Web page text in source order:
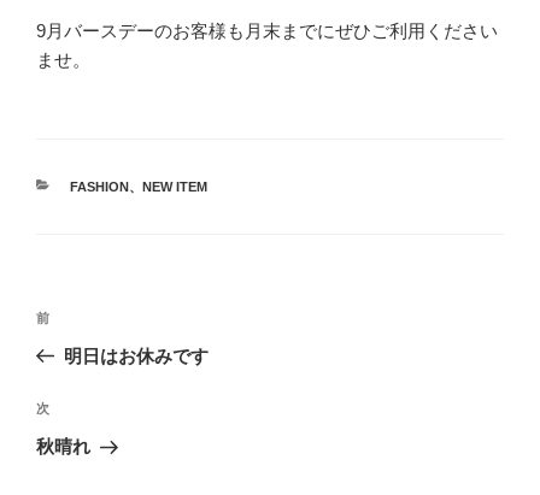
9月バースデーのお客様も月末までにぜひご利用ください
ませ。
カ
FASHION、 NEW ITEM
投
ビ
ゲ
前
の
稿
前
明日はお休みです
次
の
次
秋晴れ